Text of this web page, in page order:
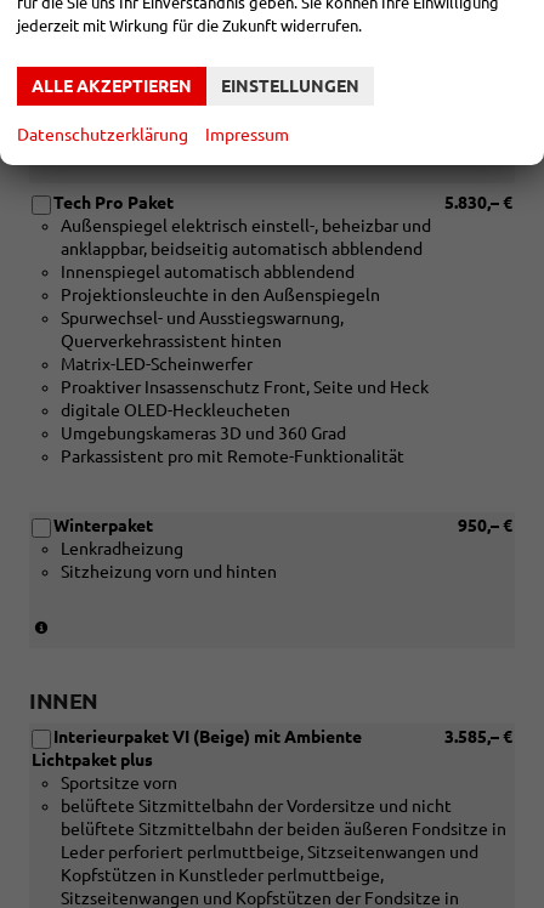
Spurwechsel- und Ausstiegswarnung,
Matrix-LED-Scheinwerfer
Umgebungskamera
Adaptiver Fahrassistent plus
Proaktiver Insassenschutz Front, Seite und Heck
5.830,– €
Tech Pro Paket
Außenspiegel elektrisch einstell-, beheizbar und
anklappbar, beidseitig automatisch abblendend
Innenspiegel automatisch abblendend
Projektionsleuchte in den Außenspiegeln
Spurwechsel- und Ausstiegswarnung,
Querverkehrassistent hinten
Matrix-LED-Scheinwerfer
Proaktiver Insassenschutz Front, Seite und Heck
digitale OLED-Heckleucheten
Umgebungskameras 3D und 360 Grad
Parkassistent pro mit Remote-Funktionalität
950,– €
Winterpaket
Lenkradheizung
Sitzheizung vorn und hinten
mit
Klimatisierungspaket
und
[PWA]
Interieurpaket
I
oder
[PWB]
Interieurpaket
INNEN
3.585,– €
Interieurpaket VI (Beige) mit Ambiente
Lichtpaket plus
Sportsitze vorn
belüftete Sitzmittelbahn der Vordersitze und nicht
belüftete Sitzmittelbahn der beiden äußeren Fondsitze in
Leder perforiert perlmuttbeige, Sitzseitenwangen und
Kopfstützen in Kunstleder perlmuttbeige,
Sitzseitenwangen und Kopfstützen der Fondsitze in
jederzeit mit Wirkung für die Zukunft widerrufen.
ALLE AKZEPTIEREN EINSTELLUNGEN
Datenschutzerklärung Impressum